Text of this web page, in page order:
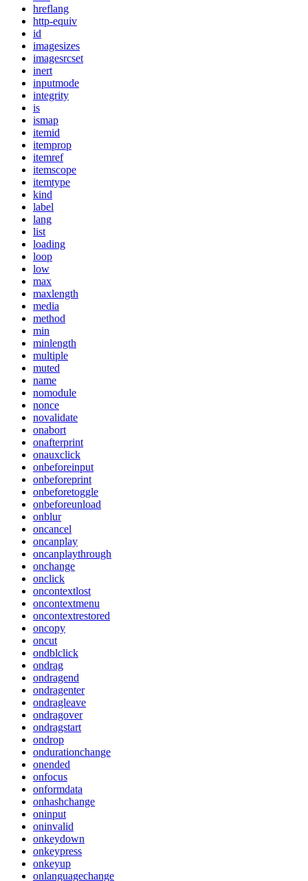
hreflang
http-equiv
id
imagesizes
imagesrcset
inert
inputmode
integrity
is
ismap
itemid
itemprop
itemref
itemscope
itemtype
kind
label
lang
list
loading
loop
low
max
maxlength
media
method
min
minlength
multiple
muted
name
nomodule
nonce
novalidate
onabort
onafterprint
onauxclick
onbeforeinput
onbeforeprint
onbeforetoggle
onbeforeunload
onblur
oncancel
oncanplay
oncanplaythrough
onchange
onclick
oncontextlost
oncontextmenu
oncontextrestored
oncopy
oncut
ondblclick
ondrag
ondragend
ondragenter
ondragleave
ondragover
ondragstart
ondrop
ondurationchange
onended
onfocus
onformdata
onhashchange
oninput
oninvalid
onkeydown
onkeypress
onkeyup
onlanguagechange